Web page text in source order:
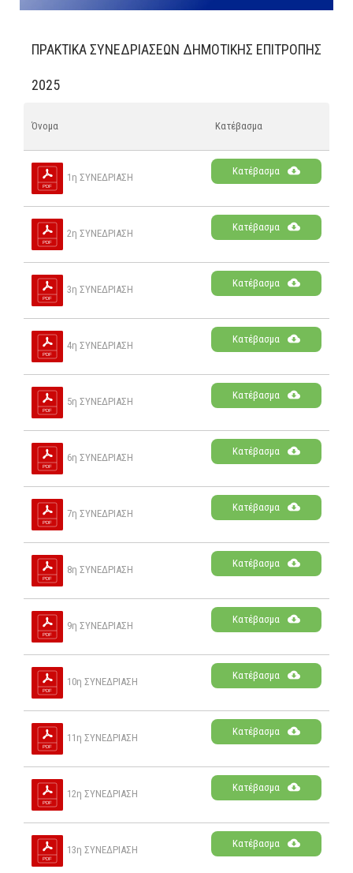
ΠΡΑΚΤΙΚΑ ΣΥΝΕΔΡΙΑΣΕΩΝ ΔΗΜΟΤΙΚΗΣ ΕΠΙΤΡΟΠΗΣ
2025
Όνομα Κατέβασμα
1η ΣΥΝΕΔΡΙΑΣΗ
Κατέβασμα
2η ΣΥΝΕΔΡΙΑΣΗ
Κατέβασμα
3η ΣΥΝΕΔΡΙΑΣΗ
Κατέβασμα
4η ΣΥΝΕΔΡΙΑΣΗ
Κατέβασμα
5η ΣΥΝΕΔΡΙΑΣΗ
Κατέβασμα
6η ΣΥΝΕΔΡΙΑΣΗ
Κατέβασμα
7η ΣΥΝΕΔΡΙΑΣΗ
Κατέβασμα
8η ΣΥΝΕΔΡΙΑΣΗ
Κατέβασμα
9η ΣΥΝΕΔΡΙΑΣΗ
Κατέβασμα
10η ΣΥΝΕΔΡΙΑΣΗ
Κατέβασμα
11η ΣΥΝΕΔΡΙΑΣΗ
Κατέβασμα
12η ΣΥΝΕΔΡΙΑΣΗ
Κατέβασμα
13η ΣΥΝΕΔΡΙΑΣΗ
Κατέβασμα